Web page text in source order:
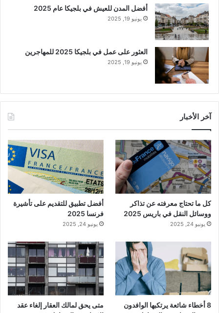
أفضل المدن للعيش في بلجيكا عام 2025
يونيو 19, 2025
العثور على عمل في بلجيكا 2025 للمهاجرين
يونيو 19, 2025
آخر الأخبار
كل ما تحتاج معرفته عن تذاكر
ووسائل النقل في باريس 2025
يونيو 24, 2025
أفضل تطبيق للتقديم على تأشيرة
فرنسا 2025
يونيو 24, 2025
8 أخطاء شائعة يرتكبها الوافدون
متى يحق لمالك العقار إلغاء عقد